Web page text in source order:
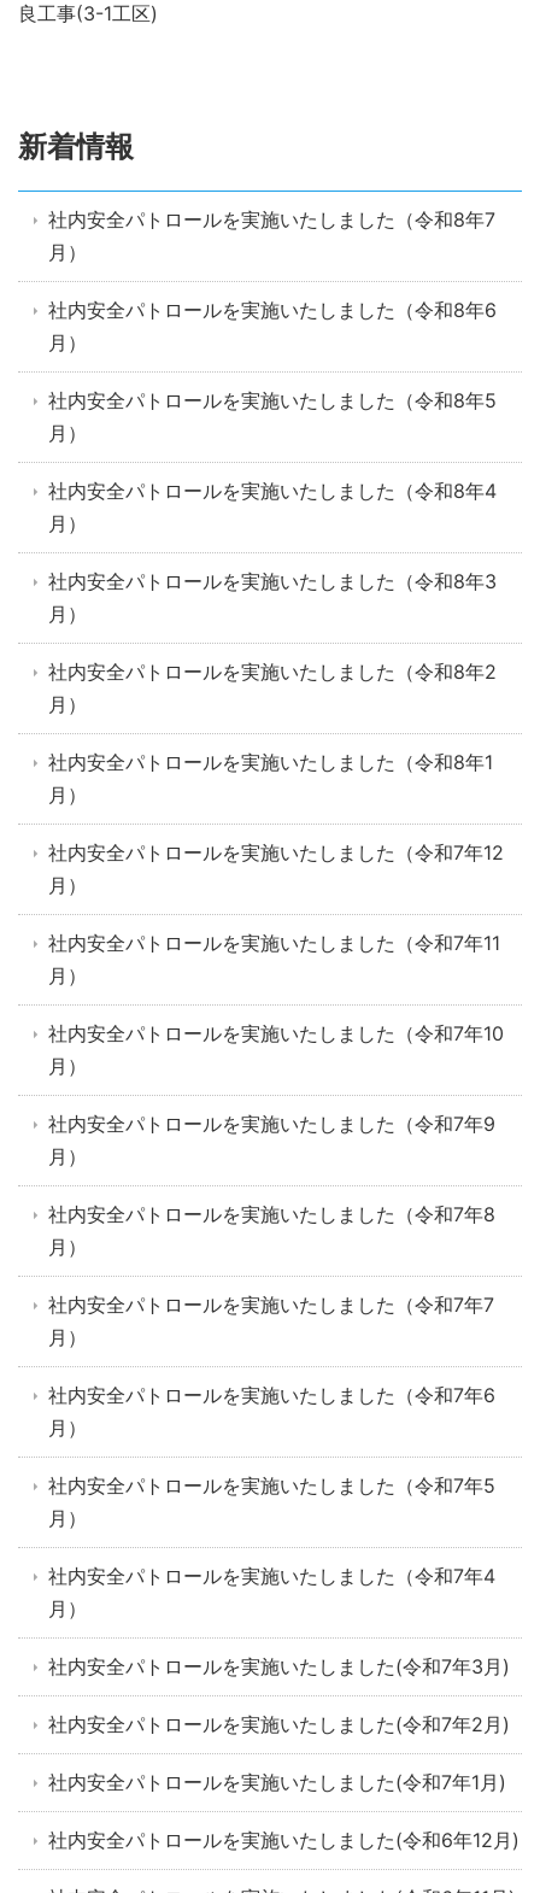
良工事(3-1工区)
新着情報
社内安全パトロールを実施いたしました（令和8年7
月）
社内安全パトロールを実施いたしました（令和8年6
月）
社内安全パトロールを実施いたしました（令和8年5
月）
社内安全パトロールを実施いたしました（令和8年4
月）
社内安全パトロールを実施いたしました（令和8年3
月）
社内安全パトロールを実施いたしました（令和8年2
月）
社内安全パトロールを実施いたしました（令和8年1
月）
社内安全パトロールを実施いたしました（令和7年12
月）
社内安全パトロールを実施いたしました（令和7年11
月）
社内安全パトロールを実施いたしました（令和7年10
月）
社内安全パトロールを実施いたしました（令和7年9
月）
社内安全パトロールを実施いたしました（令和7年8
月）
社内安全パトロールを実施いたしました（令和7年7
月）
社内安全パトロールを実施いたしました（令和7年6
月）
社内安全パトロールを実施いたしました（令和7年5
月）
社内安全パトロールを実施いたしました（令和7年4
月）
社内安全パトロールを実施いたしました(令和7年3月)
社内安全パトロールを実施いたしました(令和7年2月)
社内安全パトロールを実施いたしました(令和7年1月)
社内安全パトロールを実施いたしました(令和6年12月)